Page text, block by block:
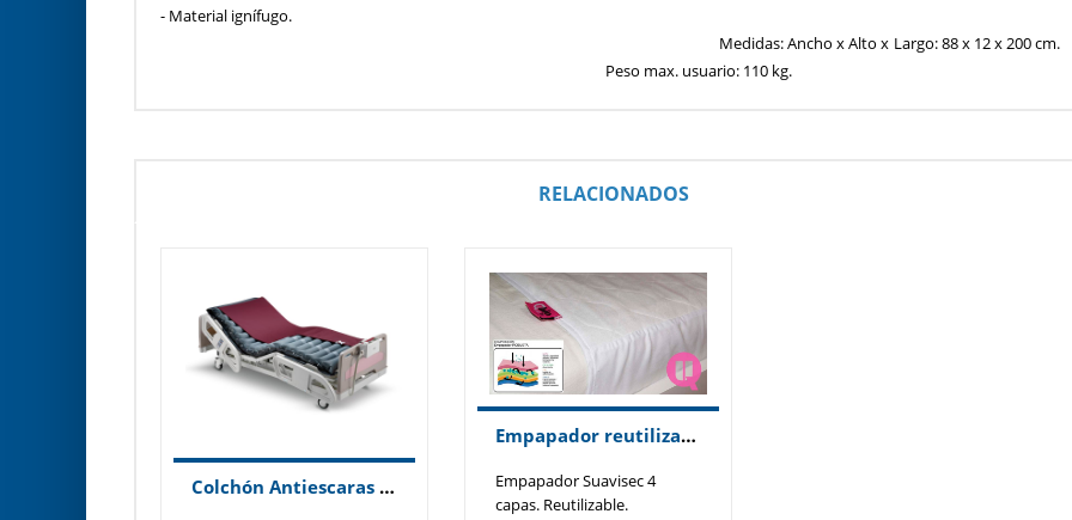
- Material ignífugo.
Medidas: Ancho x Alto x Largo: 88 x 12 x 200 cm.
Peso max. usuario: 110 kg.
RELACIONADOS
Colchón Antiescaras Apex Domus 2 Plus
Empapador reutilizable suavisec 4 capas
Empapador Suavisec 4
capas. Reutilizable.